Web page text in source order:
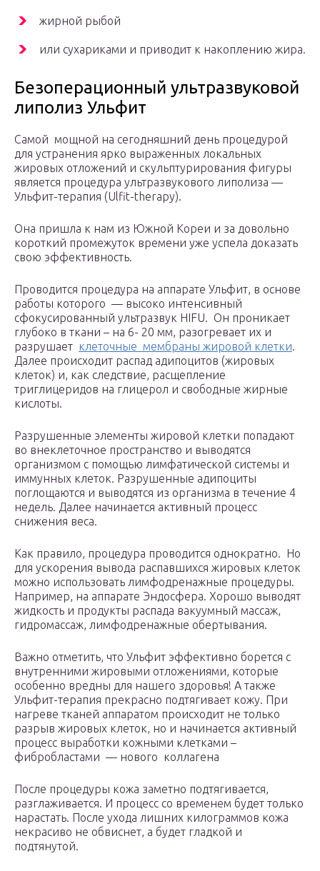
жирной рыбой
или сухариками и приводит к накоплению жира.
Безоперационный ультразвуковой
липолиз Ульфит
Самой ​ мощной на сегодняшний день процедурой
для устранения ярко выраженных локальных
жировых отложений и скульптурирования фигуры
является процедура ультразвукового липолиза​ —
Ульфит-терапия (Ulfit-therapy).
Она пришла к нам из Южной Кореи и за довольно
короткий промежуток времени уже успела доказать
свою эффективность.
Проводится процедура на аппарате Ульфит, в основе
работы которого ​ — высоко интенсивный
сфокусированный ультразвук HIFU. ​ Он проникает
глубоко в ткани – на 6- 20 мм, разогревает их и
разрушает ​ клеточные ​ мембраны жировой клетки.
Далее происходит распад адипоцитов (жировых
клеток)​ и, как следствие, расщепление
триглицеридов на глицерол и свободные жирные
кислоты.​
Разрушенные элементы жировой клетки​ попадают
во внеклеточное пространство и выводятся
организмом с помощью лимфатической системы и
иммунных клеток. Разрушенные адипоциты
поглощаются и​ выводятся из организма в течение 4
недель.​ Далее начинается активный процесс
снижения веса.
Как правило, процедура проводится однократно. ​ Но
для ускорения вывода распавшихся жировых клеток
можно использовать лимфодренажные процедуры.
Например, на аппарате Эндосфера. Хорошо выводят
жидкость и продукты распада вакуумный массаж,
гидромассаж, лимфодренажные обертывания.
Важно отметить, что Ульфит эффективно борется с
внутренними жировыми отложениями, которые
особенно вредны для нашего здоровья!​ А также
Ульфит-терапия прекрасно подтягивает кожу. При
нагреве тканей аппаратом происходит не только
разрыв жировых клеток, но и начинается активный
процесс выработки кожными клетками –
фибробластами ​ — нового ​ коллагена
После процедуры кожа заметно подтягивается,
разглаживается. И процесс со временем будет только
нарастать. После ухода лишних килограммов кожа
некрасиво не обвиснет, а будет гладкой и
подтянутой.